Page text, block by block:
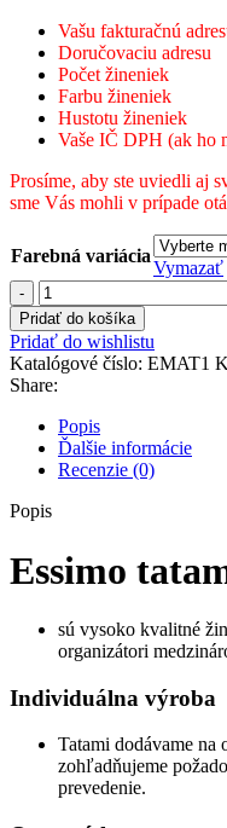
Vašu fakturačnú
Doručovaciu adresu
Počet žineniek
Farbu žineniek
Hustotu žineniek
Vaše IČ DPH (ak ho
Prosíme, aby ste uviedli aj
sme Vás mohli v prípade
Farebná variácia
Vymazať
množstvo
Essimo
Tatami
Pridať do košíka
Pridať do wishlistu
Katalógové číslo: EMAT1
Share:
Popis
Ďalšie informácie
Recenzie (0)
Popis
Essimo
sú vysoko kvalitné
organizátori
Individuálna výroba
Tatami dodávame
zohľadňujeme
prevedenie.